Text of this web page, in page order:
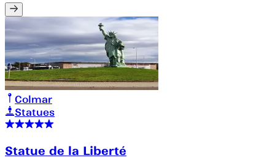
Colmar
Statues
Statue de la Liberté